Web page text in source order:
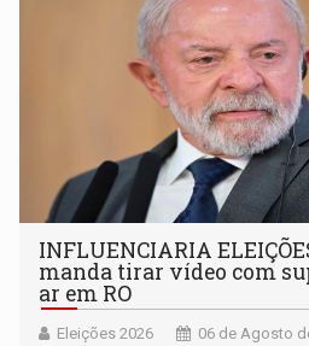
INFLUENCIARIA
manda tirar vídeo com
ar em RO
Eleições 2026 06 de Agosto